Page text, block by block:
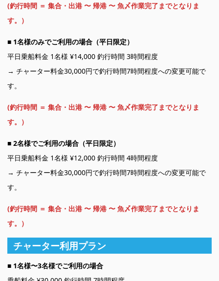
(釣行時間 ＝ 集合・出港 〜 帰港 〜 魚〆作業完了までとなりま
す。）
■ 1名様のみでご利用の場合（平日限定）
平日乗船料金 1名様 ¥14,000 釣行時間 3時間程度
→ チャーター料金30,000円で釣行時間7時間程度への変更可能で
す。
(釣行時間 ＝ 集合・出港 〜 帰港 〜 魚〆作業完了までとなりま
す。）
■ 2名様でご利用の場合（平日限定）
平日乗船料金 1名様 ¥12,000 釣行時間 4時間程度
→ チャーター料金30,000円で釣行時間7時間程度への変更可能で
す。
(釣行時間 ＝ 集合・出港 〜 帰港 〜 魚〆作業完了までとなりま
す。）
チャーター利用プラン
■ 1名様〜3名様でご利用の場合